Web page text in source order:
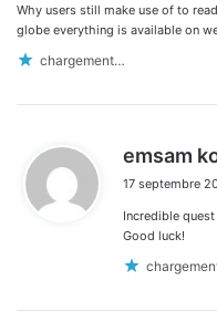
Why users still make use of to
globe everything is available on
chargement…
emsam
17 septembre
Incredible
Good luck!